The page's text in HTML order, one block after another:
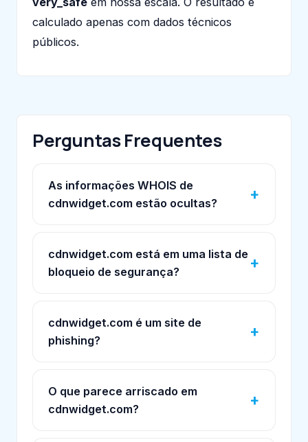
calculado apenas com dados técnicos
públicos.
Perguntas Frequentes
As informações WHOIS de
cdnwidget.com estão ocultas?
cdnwidget.com está em uma lista de
bloqueio de segurança?
cdnwidget.com é um site de
phishing?
O que parece arriscado em
cdnwidget.com?